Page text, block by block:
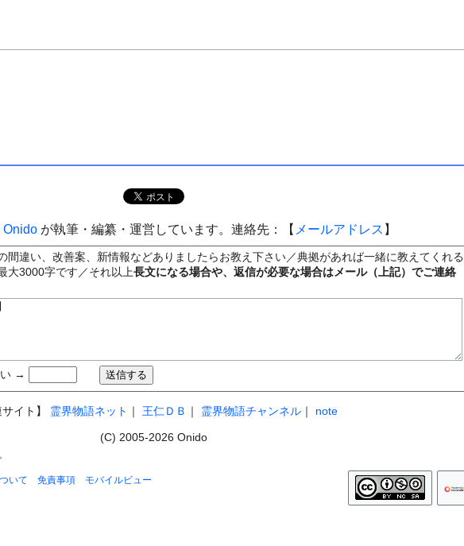
Onidoが執筆・編纂・運営しています。連絡先：【 メールアドレス 】
間違い、改善案、新情報などありましたらお教え下さい／典拠があれば一緒に教えてくれる
大3000字です／それ以上長文になる場合や、返信が必要な場合はメール（上記）でご連絡
い →
サイト】 霊界物語ネット ｜ 王仁ＤＢ ｜ 霊界物語チャンネル ｜ note
(C) 2005-2026 Onido
いて 免責事項 モバイルビュー